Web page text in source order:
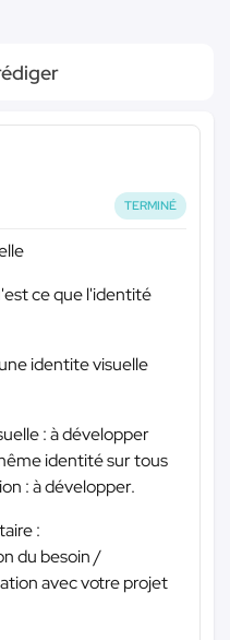
TERMINÉ
ce que l'identité
identite visuelle
: à développer
identité sur tous
: à développer.
:
du besoin /
avec votre projet